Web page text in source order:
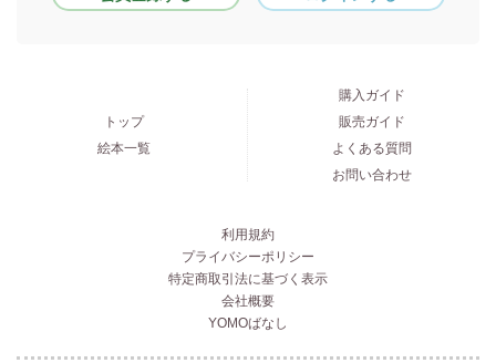
トップ
絵本一覧
購入ガイド
販売ガイド
よくある質問
お問い合わせ
利用規約
プライバシーポリシー
特定商取引法に基づく表示
会社概要
YOMOばなし